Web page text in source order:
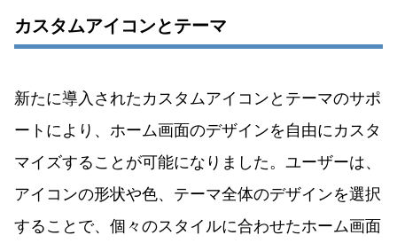
カスタムアイコンとテーマ
新たに導入されたカスタムアイコンとテーマのサポ
ートにより、ホーム画面のデザインを自由にカスタ
マイズすることが可能になりました。ユーザーは、
アイコンの形状や色、テーマ全体のデザインを選択
することで、個々のスタイルに合わせたホーム画面